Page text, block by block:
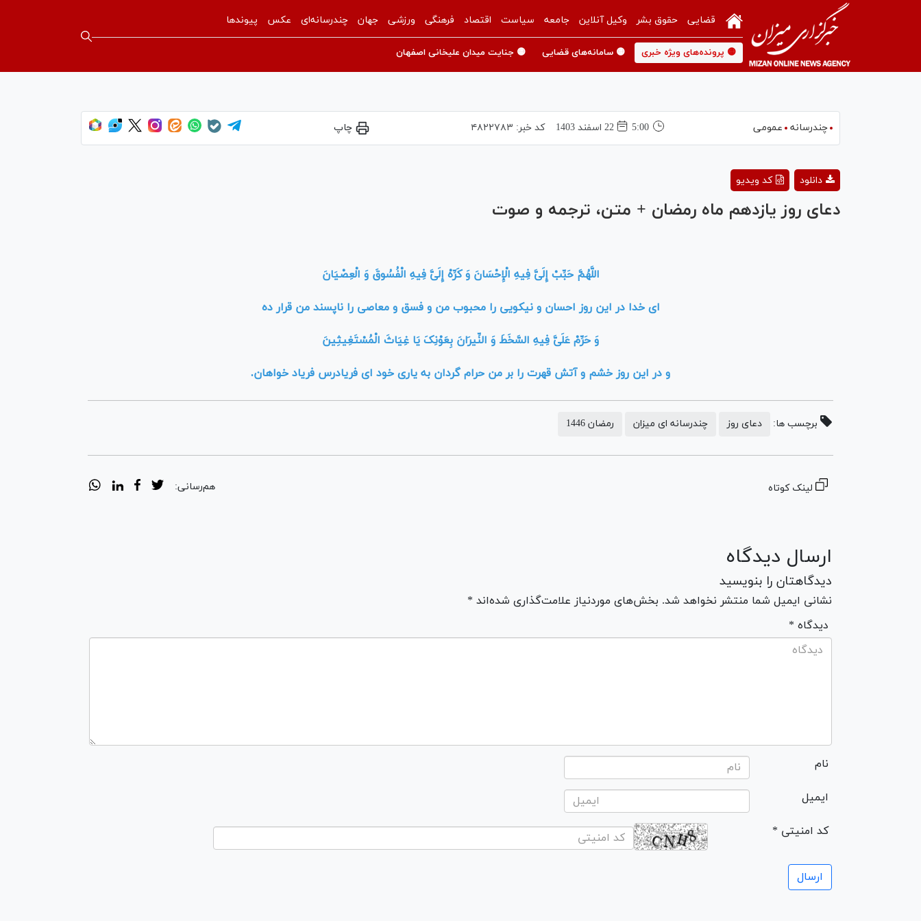
قضایی حقوق بشر وکیل آنلاین جامعه سیاست اقتصاد فرهنگی ورزشی جهان چندرسانه‌ای عکس پیوندها
🟡 پرونده‌های ویژه خبری 🟡 سامانه‌های قضایی 🟡 جنایت میدان علیخانی اصفهان
چندرسانه عمومی 5:00 22 اسفند 1403 کد خبر: ۴۸۲۲۷۸۳ چاپ
کد ویدیو دانلود
دعای روز یازدهم ماه رمضان + متن، ترجمه و صوت
اللَّهُمَّ حَبِّبْ إِلَیَّ فِیهِ الْإِحْسَانَ وَ کَرِّهْ إِلَیَّ فِیهِ الْفُسُوقَ وَ الْعِصْیَانَ
اى خدا در این روز احسان و نیکویى را محبوب من و فسق و معاصى را ناپسند من قرار ده
وَ حَرِّمْ عَلَیَّ فِیهِ السَّخَطَ وَ النِّیرَانَ بِعَوْنِکَ یَا غِیَاثَ الْمُسْتَغِیثِینَ‏
و در این روز خشم و آتش قهرت را بر من حرام گردان به یارى خود اى فریادرس فریاد خواهان.
برچسب ها: دعای روز چندرسانه ای میزان رمضان 1446
لینک کوتاه هم‌رسانی:
ارسال دیدگاه
دیدگاهتان را بنویسید
نشانی ایمیل شما منتشر نخواهد شد. بخش‌های موردنیاز علامت‌گذاری شده‌اند *
* دیدگاه
نام
ایمیل
* کد امنیتی